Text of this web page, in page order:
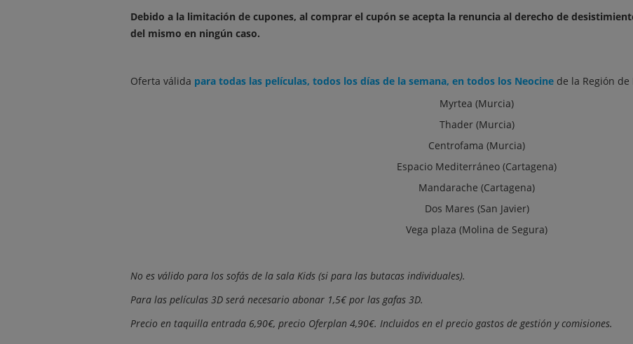
Debido a la limitación de cupones, al comprar el cupón se acepta la renuncia al derecho de
del mismo en ningún caso.
Oferta válida para todas las películas, todos los días de la semana, en todos los Neocine de la Región
Myrtea (Murcia)
Thader (Murcia)
Centrofama (Murcia)
Espacio Mediterráneo (Cartagena)
Mandarache (Cartagena)
Dos Mares (San Javier)
Vega plaza (Molina de Segura)
No es válido para los sofás de la sala Kids (si para las butacas individuales).
Para las películas 3D será necesario abonar 1,5€ por las gafas 3D.
Precio en taquilla entrada 6,90€, precio Oferplan 4,90€. Incluidos en el precio gastos de gestión y comisiones.